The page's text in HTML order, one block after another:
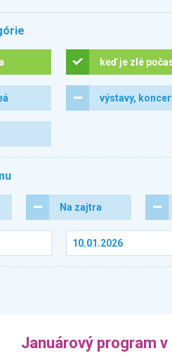
keď je zlé
výstavy,
Na zajtra
Januárový program